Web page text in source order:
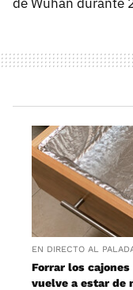
EN DIRECTO AL
Forrar los
vuelve a estar de